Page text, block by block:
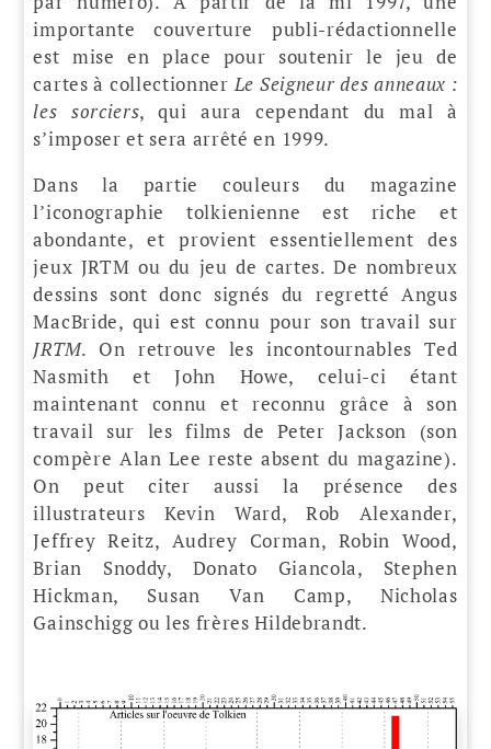
importante couverture publi-rédactionnelle
est mise en place pour soutenir le jeu de
cartes à collectionnerLe Seigneur des anneaux :
les sorciers, qui aura cependant du mal à
s’imposer et sera arrêté en 1999.
Dans la partie couleurs du magazine
l’iconographie tolkienienne est riche et
abondante, et provient essentiellement des
jeux JRTM ou du jeu de cartes. De nombreux
dessins sont donc signés du regretté Angus
MacBride, qui est connu pour son travail sur
JRTM. On retrouve les incontournables Ted
Nasmith et John Howe, celui-ci étant
maintenant connu et reconnu grâce à son
travail sur les films de Peter Jackson (son
compère Alan Lee reste absent du magazine).
On peut citer aussi la présence des
illustrateurs Kevin Ward, Rob Alexander,
Jeffrey Reitz, Audrey Corman, Robin Wood,
Brian Snoddy, Donato Giancola, Stephen
Hickman, Susan Van Camp, Nicholas
Gainschigg ou les frères Hildebrandt.